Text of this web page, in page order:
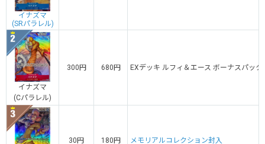
イナズマ
(SRパラレル)
イナズマ
(Cパラレル)
300円 680円 EXデッキ ルフィ＆エース ボーナスパック
30円 180円 メモリアルコレクション封入